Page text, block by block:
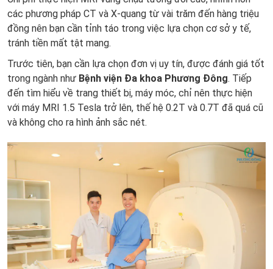
các phương pháp CT và X-quang từ vài trăm đến hàng triệu
đồng nên bạn cần tỉnh táo trong việc lựa chọn cơ sở y tế,
tránh tiền mất tật mang.
Trước tiên, bạn cần lựa chọn đơn vị uy tín, được đánh giá tốt
trong ngành như Bệnh viện Đa khoa Phương Đông. Tiếp
đến tìm hiểu về trang thiết bị, máy móc, chỉ nên thực hiện
với máy MRI 1.5 Tesla trở lên, thế hệ 0.2T và 0.7T đã quá cũ
và không cho ra hình ảnh sắc nét.